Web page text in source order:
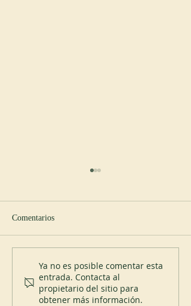
Comentarios
Ya no es posible comentar esta
entrada. Contacta al
propietario del sitio para
obtener más información.